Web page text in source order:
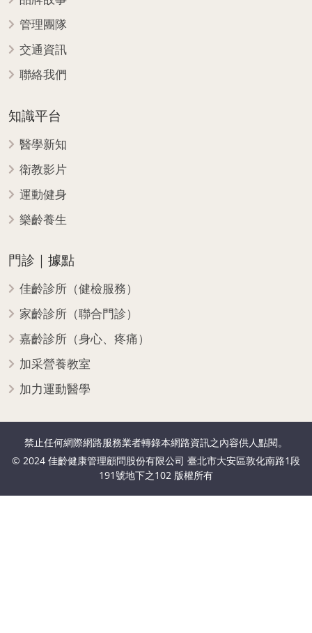
管理團隊
交通資訊
聯絡我們
知識平台
醫學新知
衛教影片
運動健身
樂齡養生
門診｜據點
佳齡診所（健檢服務）
家齡診所（聯合門診）
嘉齡診所（身心、疼痛）
加采營養教室
加力運動醫學
禁止任何網際網路服務業者轉錄本網路資訊之內容供人點閱。
© 2024 佳齡健康管理顧問股份有限公司 臺北市大安區敦化南路1段
191號地下之102 版權所有